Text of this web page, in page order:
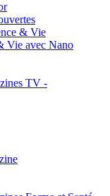
& Vie
Vie avec Nano
TV -